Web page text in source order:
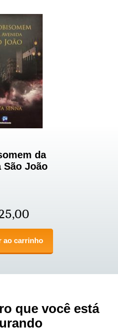
da
São João
ao carrinho
que você está